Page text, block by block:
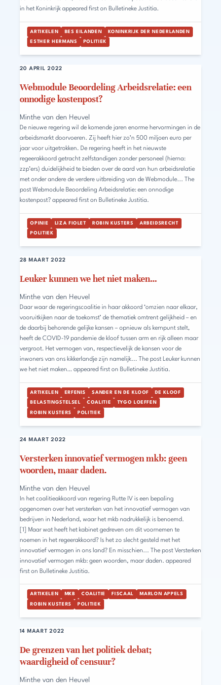
in het Koninkrijk appeared first on Bulletineke Justitia.
ARTIKELEN BES EILANDEN KONINKRIJK DER NEDERLANDEN
ESTHER HERMANS POLITIEK
Webmodule Beoordeling Arbeidsrelatie: een
onnodige kostenpost?
20 APRIL 2022
Minthe van den Heuvel
De nieuwe regering wil de komende jaren enorme hervormingen in de
arbeidsmarkt doorvoeren. Zij heeft hier zo’n 500 miljoen euro per
jaar voor uitgetrokken. De regering heeft in het nieuwste
regeerakkoord getracht zelfstandigen zonder personeel (hierna:
zzp’ers) duidelijkheid te bieden over de aard van hun arbeidsrelatie
met onder andere de verdere uitbreiding van de Webmodule... The
post Webmodule Beoordeling Arbeidsrelatie: een onnodige
kostenpost? appeared first on Bulletineke Justitia.
OPINIE LIZA FIOLET ROBIN KUSTERS ARBEIDSRECHT
POLITIEK
Leuker kunnen we het niet maken…
28 MAART 2022
Minthe van den Heuvel
Daar waar de regeringscoalitie in haar akkoord ‘omzien naar elkaar,
vooruitkijken naar de toekomst’ de thematiek omtrent gelijkheid – en
de daarbij behorende gelijke kansen – opnieuw als kernpunt stelt,
heeft de COVID-19 pandemie de kloof tussen arm en rijk alleen maar
vergroot. Het vermogen van, respectievelijk de kansen voor de
inwoners van ons kikkerlandje zijn namelijk... The post Leuker kunnen
we het niet maken… appeared first on Bulletineke Justitia.
ARTIKELEN ERFENIS SANDER EN DE KLOOF DE KLOOF
BELASTINGSTELSEL COALITIE TYGO LOEFFEN
ROBIN KUSTERS POLITIEK
Versterken innovatief vermogen mkb: geen
woorden, maar daden.
24 MAART 2022
Minthe van den Heuvel
In het coalitieakkoord van regering Rutte IV is een bepaling
opgenomen over het versterken van het innovatief vermogen van
bedrijven in Nederland, waar het mkb nadrukkelijk is benoemd.
[1] Maar wat heeft het kabinet gedreven om dit voornemen te
noemen in het regeerakkoord? Is het zo slecht gesteld met het
innovatief vermogen in ons land? En misschien... The post Versterken
innovatief vermogen mkb: geen woorden, maar daden. appeared
first on Bulletineke Justitia.
ARTIKELEN MKB COALITIE FISCAAL MARLON APPELS
ROBIN KUSTERS POLITIEK
De grenzen van het politiek debat;
waardigheid of censuur?
14 MAART 2022
Minthe van den Heuvel